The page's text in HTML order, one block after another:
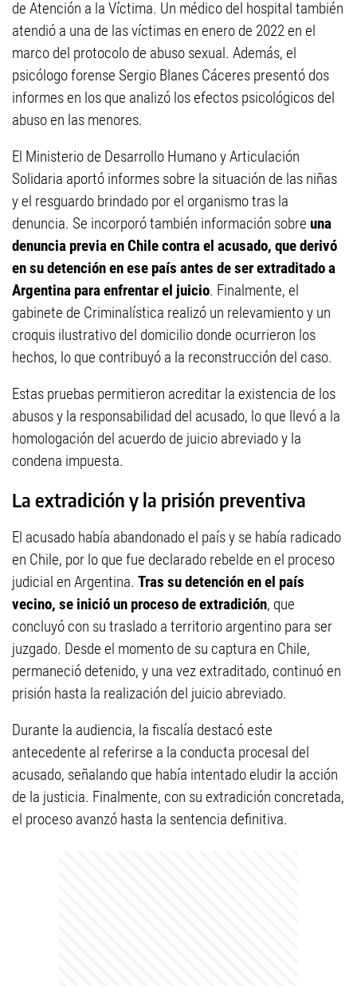
de Atención a la Víctima. Un médico del hospital también
atendió a una de las víctimas en enero de 2022 en el
marco del protocolo de abuso sexual. Además, el
psicólogo forense Sergio Blanes Cáceres presentó dos
informes en los que analizó los efectos psicológicos del
abuso en las menores.
El Ministerio de Desarrollo Humano y Articulación
Solidaria aportó informes sobre la situación de las niñas
y el resguardo brindado por el organismo tras la
denuncia. Se incorporó también información sobre una
denuncia previa en Chile contra el acusado, que derivó
en su detención en ese país antes de ser extraditado a
Argentina para enfrentar el juicio. Finalmente, el
gabinete de Criminalística realizó un relevamiento y un
croquis ilustrativo del domicilio donde ocurrieron los
hechos, lo que contribuyó a la reconstrucción del caso.
Estas pruebas permitieron acreditar la existencia de los
abusos y la responsabilidad del acusado, lo que llevó a la
homologación del acuerdo de juicio abreviado y la
condena impuesta.
La extradición y la prisión preventiva
El acusado había abandonado el país y se había radicado
en Chile, por lo que fue declarado rebelde en el proceso
judicial en Argentina. Tras su detención en el país
vecino, se inició un proceso de extradición, que
concluyó con su traslado a territorio argentino para ser
juzgado. Desde el momento de su captura en Chile,
permaneció detenido, y una vez extraditado, continuó en
prisión hasta la realización del juicio abreviado.
Durante la audiencia, la fiscalía destacó este
antecedente al referirse a la conducta procesal del
acusado, señalando que había intentado eludir la acción
de la justicia. Finalmente, con su extradición concretada,
el proceso avanzó hasta la sentencia definitiva.